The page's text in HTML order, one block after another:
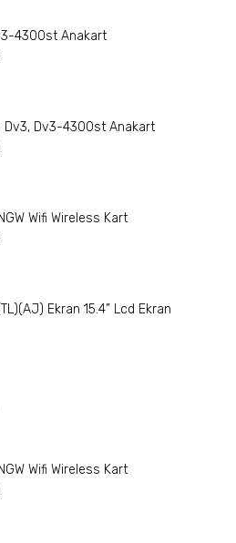
4300st Anakart
Dv3, Dv3-4300st Anakart
Wifi Wireless Kart
Ekran 15.4” Lcd Ekran
Wifi Wireless Kart